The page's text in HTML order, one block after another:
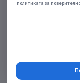
Персонализирани
политиката за